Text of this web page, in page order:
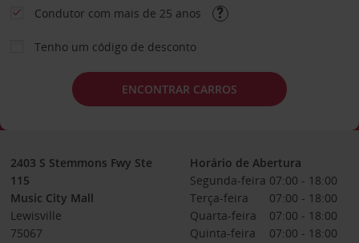
Condutor com mais de 25 anos
Tenho um código de desconto
ENCONTRAR CARROS
2403 S Stemmons Fwy Ste
115
Music City Mall
Lewisville
75067
Horário de Abertura
Segunda-feira 07:00 - 18:00
Terça-feira
07:00 - 18:00
Quarta-feira
07:00 - 18:00
Quinta-feira
07:00 - 18:00